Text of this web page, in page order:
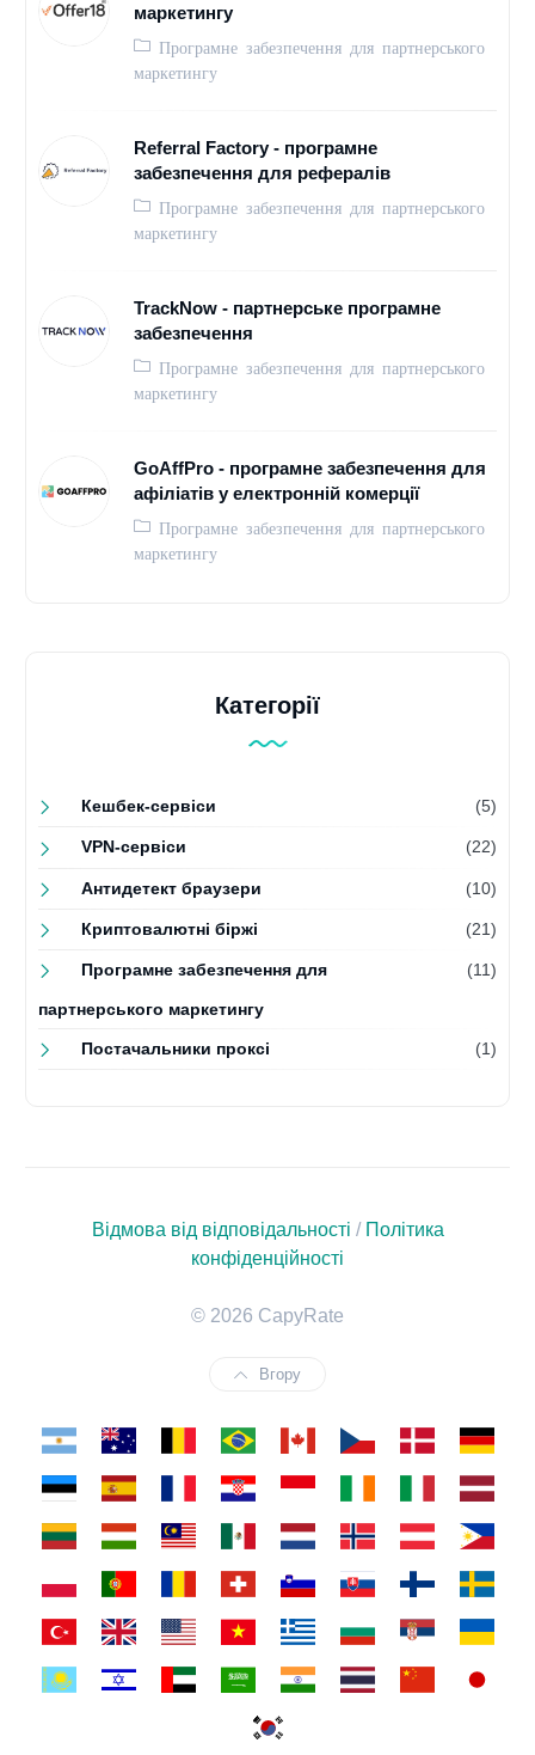
маркетингу
Програмне забезпечення для партнерського
маркетингу
Referral Factory - програмне
забезпечення для рефералів
Програмне забезпечення для партнерського
маркетингу
TrackNow - партнерське програмне
забезпечення
Програмне забезпечення для партнерського
маркетингу
GoAffPro - програмне забезпечення для
афіліатів у електронній комерції
Програмне забезпечення для партнерського
маркетингу
Категорії
Кешбек-сервіси (5)
VPN-сервіси (22)
Антидетект браузери (10)
Криптовалютні біржі (21)
Програмне забезпечення для
партнерського маркетингу
(11)
Постачальники проксі (1)
Відмова від відповідальності / Політика
конфіденційності
© 2026 CapyRate
Вгору